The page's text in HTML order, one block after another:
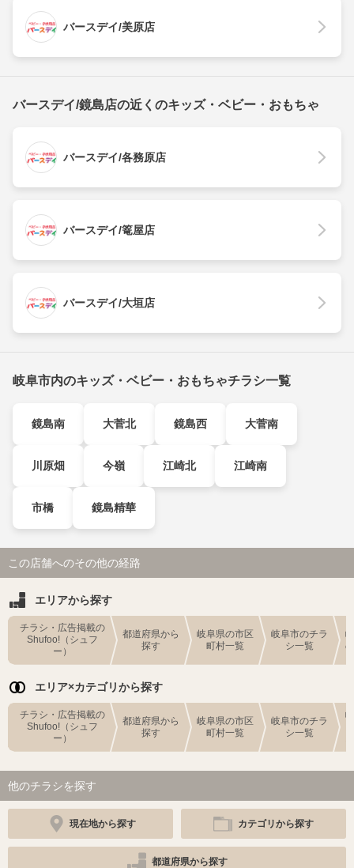
バースデイ/美原店
バースデイ/鏡島店の近くのキッズ・ベビー・おもちゃ
バースデイ/各務原店
バースデイ/篭屋店
バースデイ/大垣店
岐阜市内のキッズ・ベビー・おもちゃチラシ一覧
鏡島南 大菅北 鏡島西 大菅南
川原畑 今嶺 江崎北 江崎南
市橋 鏡島精華
この店舗へのその他の経路
エリアから探す
チラシ・広告掲載の
Shufoo!（シュフ
ー）
都道府県から
探す
岐阜県の市区
町村一覧
岐阜市のチラ
シ一覧
エリア×カテゴリから探す
チラシ・広告掲載の
Shufoo!（シュフ
ー）
都道府県から
探す
岐阜県の市区
町村一覧
岐阜市のチラ
シ一覧
他のチラシを探す
現在地から探す カテゴリから探す
都道府県から探す